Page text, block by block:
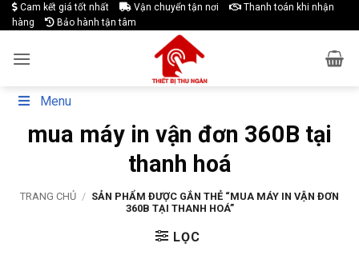
Skip
to
Cam kết giá tốt nhất Vận chuyển tận nơi
Thanh toán khi nhận
hàng
Bảo hành tận tâm
Menu
mua máy in vận đơn 360B tại
thanh hoá
TRANG CHỦ / SẢN PHẨM ĐƯỢC GẮN THẺ “MUA MÁY IN VẬN ĐƠN
360B TẠI THANH HOÁ”
LỌC